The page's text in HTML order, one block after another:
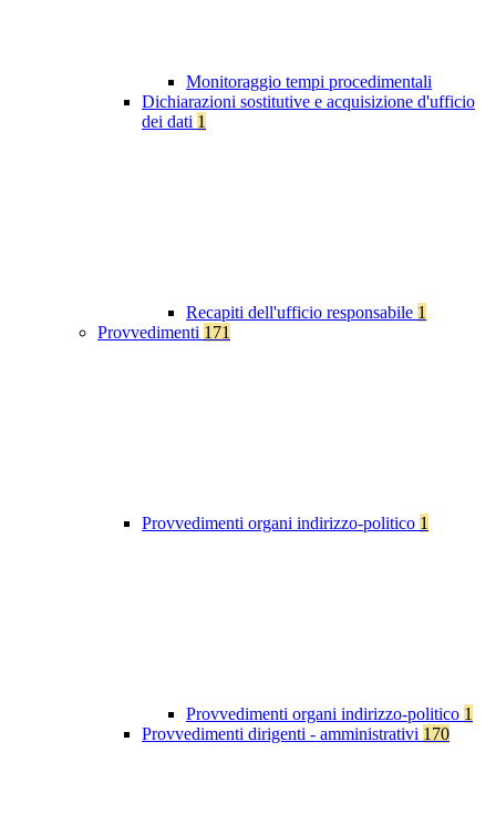
Monitoraggio tempi procedimentali
Dichiarazioni sostitutive e acquisizione d'ufficio
dei dati 1
Recapiti dell'ufficio responsabile 1
Provvedimenti 171
Provvedimenti organi indirizzo-politico 1
Provvedimenti organi indirizzo-politico 1
Provvedimenti dirigenti - amministrativi 170